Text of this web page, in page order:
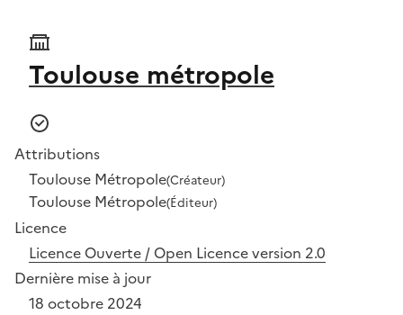
Toulouse métropole
Attributions
Toulouse Métropole(Créateur)
Toulouse Métropole(Éditeur)
Licence
Licence Ouverte / Open Licence version 2.0
Dernière mise à jour
18 octobre 2024